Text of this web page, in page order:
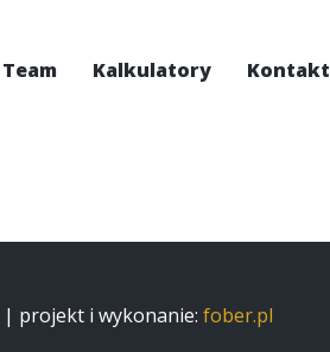
Team Kalkulatory Kontakt
| projekt i wykonanie: fober.pl